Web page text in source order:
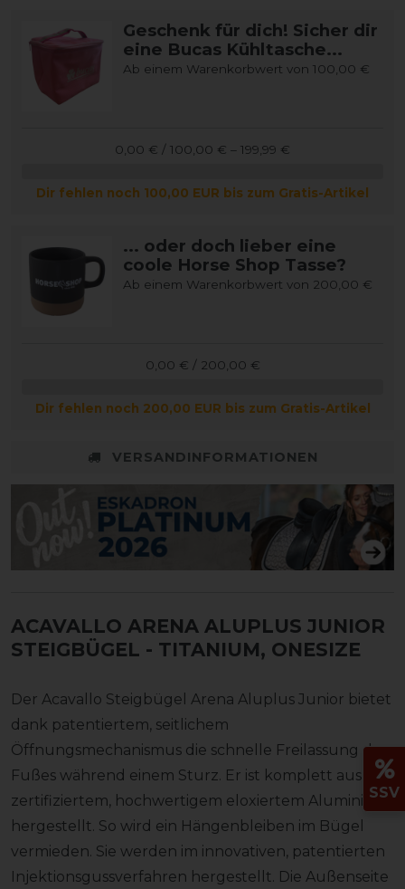
Geschenk für dich! Sicher dir
eine Bucas Kühltasche...
Ab einem Warenkorbwert von 100,00 €
0,00 € / 100,00 € – 199,99 €
Dir fehlen noch 100,00 EUR bis zum Gratis-Artikel
... oder doch lieber eine
coole Horse Shop Tasse?
Ab einem Warenkorbwert von 200,00 €
0,00 € / 200,00 €
Dir fehlen noch 200,00 EUR bis zum Gratis-Artikel
VERSANDINFORMATIONEN
ACAVALLO ARENA ALUPLUS JUNIOR
STEIGBÜGEL - TITANIUM, ONESIZE
Der Acavallo Steigbügel Arena Aluplus Junior bietet
dank patentiertem, seitlichem
Öffnungsmechanismus die schnelle Freilassung des
Fußes während einem Sturz. Er ist komplett aus
zertifiziertem, hochwertigem eloxiertem Aluminium
hergestellt. So wird ein Hängenbleiben im Bügel
vermieden. Sie werden im innovativen, patentierten
Injektionsgussverfahren hergestellt. Die Außenseite
SSV